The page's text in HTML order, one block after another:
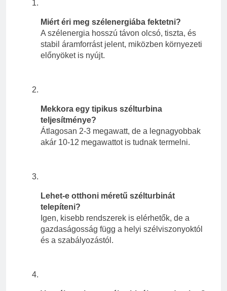
Miért éri meg szélenergiába fektetni?
A szélenergia hosszú távon olcsó, tiszta, és
stabil áramforrást jelent, miközben környezeti
előnyöket is nyújt.
Mekkora egy tipikus szélturbina
teljesítménye?
Átlagosan 2-3 megawatt, de a legnagyobbak
akár 10-12 megawattot is tudnak termelni.
Lehet-e otthoni méretű szélturbinát
telepíteni?
Igen, kisebb rendszerek is elérhetők, de a
gazdaságosság függ a helyi szélviszonyoktól
és a szabályozástól.